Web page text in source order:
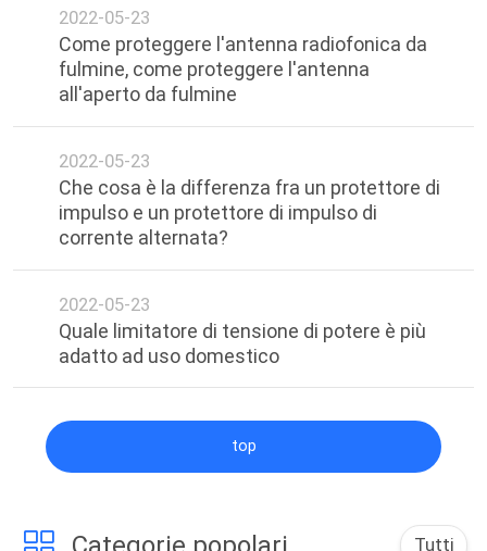
MAPPA
SITO
PRIVACY
POLICY
2022-05-23
Come proteggere l'antenna radiofonica da
fulmine, come proteggere l'antenna
all'aperto da fulmine
2022-05-23
Che cosa è la differenza fra un protettore di
impulso e un protettore di impulso di
corrente alternata?
2022-05-23
Quale limitatore di tensione di potere è più
adatto ad uso domestico
top
Tutti